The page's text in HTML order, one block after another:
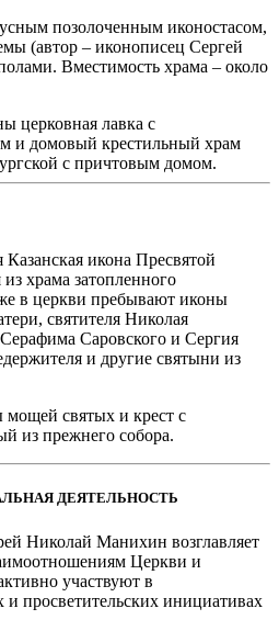
позолоченным иконостасом,
(автор – иконописец Сергей
Вместимость храма – около
церковная лавка с
и домовый крестильный храм
с причтовым домом.
Казанская икона Пресвятой
храма затопленного
в церкви пребывают иконы
святителя Николая
Саровского и Сергия
и другие святыни из
мощей святых и крест с
из прежнего собора.
ДЕЯТЕЛЬНОСТЬ
Николай Манихин возглавляет
Церкви и
участвуют в
просветительских инициативах